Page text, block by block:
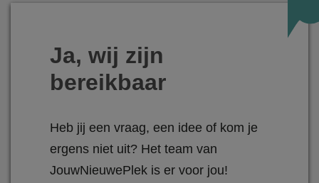
Ja, wij zijn
bereikbaar
Heb jij een vraag, een idee of kom je
ergens niet uit? Het team van
JouwNieuwePlek is er voor jou!